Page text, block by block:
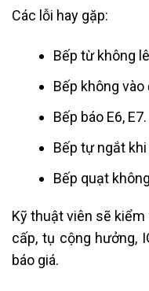
Các lỗi hay gặp:
Bếp từ không
Bếp không vào
Bếp báo E6, E7.
Bếp tự ngắt khi
Bếp quạt
Kỹ thuật viên sẽ
cấp, tụ cộng hưởng,
báo giá.